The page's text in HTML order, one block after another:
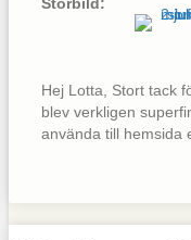
Hej Lotta, Stort tack
blev verkligen
använda till hemsida